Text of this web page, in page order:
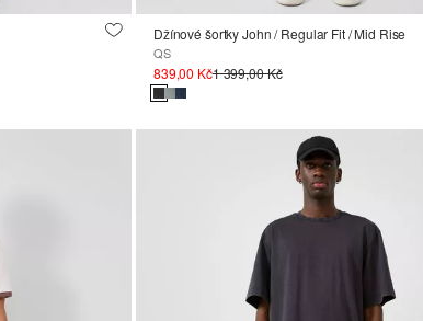
Džínové šortky John / Regular Fit / Mid Rise
QS
839,00 Kč1 399,00 Kč